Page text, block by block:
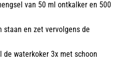
van 50 ml ontkalker en 500
staan en zet vervolgens de
waterkoker 3x met schoon